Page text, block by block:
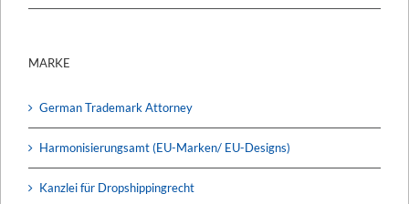
MARKE
German Trademark Attorney
Harmonisierungsamt (EU-Marken/ EU-Designs)
Kanzlei für Dropshippingrecht